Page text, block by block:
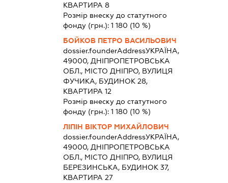
КВАРТИРА 8
Розмір внеску до статутного
фонду (грн.): 1 180 (10 %)
БОЙКОВ ПЕТРО ВАСИЛЬОВИЧ
dossier.founderAddressУКРАЇНА,
49000, ДНІПРОПЕТРОВСЬКА
ОБЛ., МІСТО ДНІПРО, ВУЛИЦЯ
ФУЧИКА, БУДИНОК 28,
КВАРТИРА 12
Розмір внеску до статутного
фонду (грн.): 1 180 (10 %)
ЛІПІН ВІКТОР МИХАЙЛОВИЧ
dossier.founderAddressУКРАЇНА,
49000, ДНІПРОПЕТРОВСЬКА
ОБЛ., МІСТО ДНІПРО, ВУЛИЦЯ
БЕРЕЗИНСЬКА, БУДИНОК 37,
КВАРТИРА 27